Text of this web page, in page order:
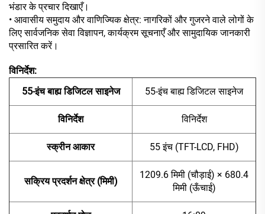
भंडार के प्रचार दिखाएँ।
• आवासीय समुदाय और वाणिज्यिक क्षेत्र: नागरिकों और गुजरने वाले लोगों के
लिए सार्वजनिक सेवा विज्ञापन, कार्यक्रम सूचनाएँ और सामुदायिक जानकारी
प्रसारित करें।
विनिर्देश:
55-इंच बाह्य डिजिटल साइनेज
55-इंच बाह्य डिजिटल साइनेज
विनिर्देश विनिर्देश
स्क्रीन आकार 55 इंच (TFT-LCD, FHD)
सक्रिय प्रदर्शन क्षेत्र (मिमी)
1209.6 मिमी (चौड़ाई) × 680.4
मिमी (ऊँचाई)